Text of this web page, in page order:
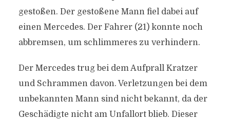
gestoßen. Der gestoßene Mann fiel dabei auf
einen Mercedes. Der Fahrer (21) konnte noch
abbremsen, um schlimmeres zu verhindern.
Der Mercedes trug bei dem Aufprall Kratzer
und Schrammen davon. Verletzungen bei dem
unbekannten Mann sind nicht bekannt, da der
Geschädigte nicht am Unfallort blieb. Dieser